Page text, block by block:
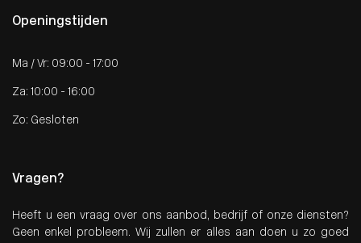
Openingstijden
Ma / Vr: 09:00 - 17:00
Za: 10:00 - 16:00
Zo: Gesloten
Vragen?
Heeft u een vraag over ons aanbod, bedrijf of onze diensten?
Geen enkel probleem. Wij zullen er alles aan doen u zo goed